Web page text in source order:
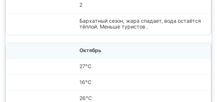
2
Бархатный сезон, жара спадает, вода остаётся
тёплой. Меньше туристов .
Октябрь
27°C
16°C
26°C